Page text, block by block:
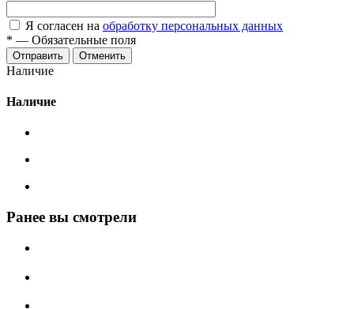
Я согласен на обработку персональных данных
* — Обязательные поля
Отменить
Наличие
Наличие
Ранее вы смотрели